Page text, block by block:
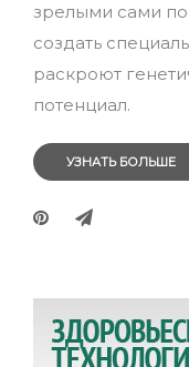
зрелыми сами по
создать
раскроют
потенциал.
УЗНАТЬ БОЛЬШЕ